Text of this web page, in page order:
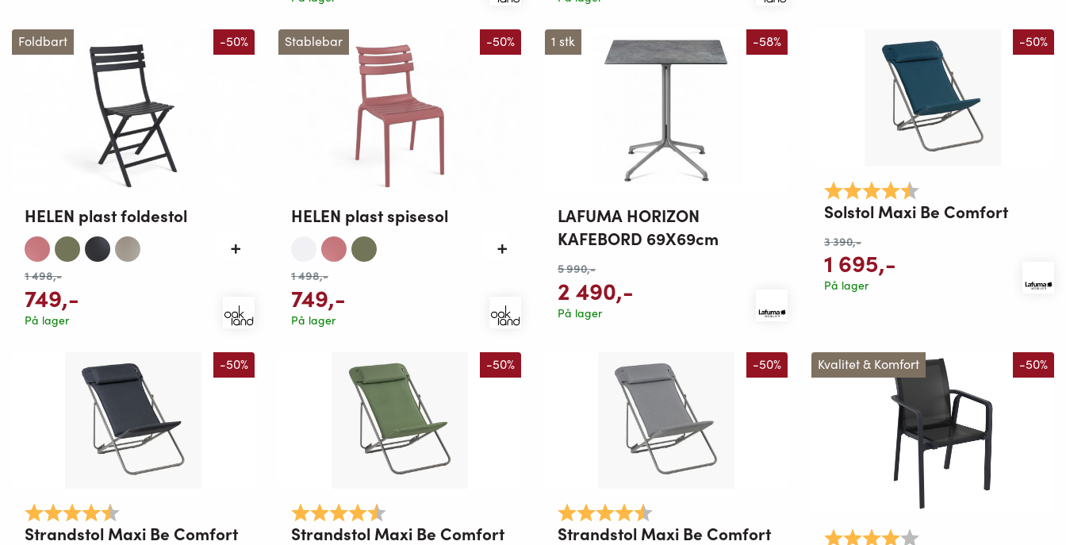
Foldbart -50%
HELEN plast foldestol
1 498,-
749,-
På lager
Stablebar -50%
HELEN plast spisesol
1 498,-
749,-
På lager
1 stk -58%
LAFUMA HORIZON
KAFEBORD 69X69cm
5 990,-
2 490,-
På lager
-50%
Karakter:
Solstol Maxi Be Comfort
3 390,-
1 695,-
På lager
-50%
Karakter:
Strandstol Maxi Be Comfort
-50%
Karakter:
Strandstol Maxi Be Comfort
-50%
Karakter:
Strandstol Maxi Be Comfort
Kvalitet & Komfort -50%
Karakter: